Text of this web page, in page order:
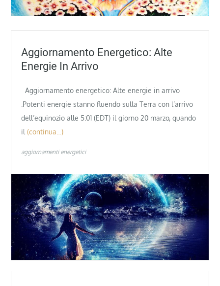
Aggiornamento Energetico: Alte
Energie In Arrivo
Aggiornamento energetico: Alte energie in arrivo
.Potenti energie stanno fluendo sulla Terra con l’arrivo
dell’equinozio alle 5:01 (EDT) il giorno 20 marzo, quando
il (continua…)
aggiornamenti energetici